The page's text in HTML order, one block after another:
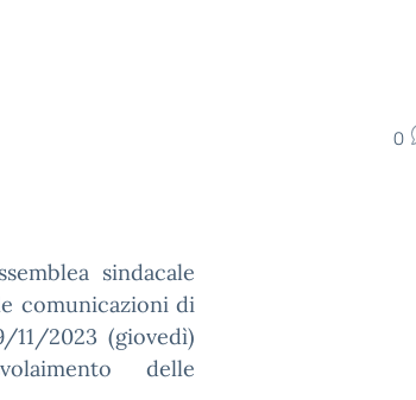
0
sindacale
comunicazioni di
11/2023 (giovedì)
delle